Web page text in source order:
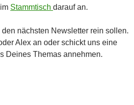
Stammtisch darauf an.
nächsten Newsletter rein sollen.
Alex an oder schickt uns eine
Deines Themas annehmen.